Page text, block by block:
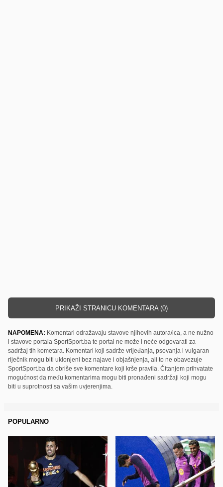
PRIKAŽI STRANICU KOMENTARA (0)
NAPOMENA: Komentari odražavaju stavove njihovih autora/ica, a ne nužno
i stavove portala SportSport.ba te portal ne može i neće odgovarati za
sadržaj tih kometara. Komentari koji sadrže vrijeđanja, psovanja i vulgaran
riječnik mogu biti uklonjeni bez najave i objašnjenja, ali to ne obavezuje
SportSport.ba da obriše sve komentare koji krše pravila. Čitanjem prihvatate
mogućnost da među komentarima mogu biti pronađeni sadržaji koji mogu
biti u suprotnosti sa vašim uvjerenjima.
POPULARNO